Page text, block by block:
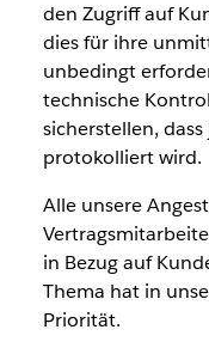
den Zugriff auf
dies für ihre
unbedingt
technische
sicherstellen,
protokolliert wird.
Alle unsere
in Bezug auf
Thema hat in
Priorität.